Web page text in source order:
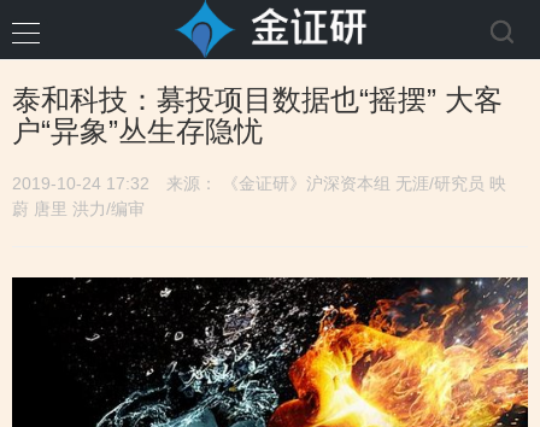
泰和科技：募投项目数据也“摇摆” 大客
户“异象”丛生存隐忧
2019-10-24 17:32
来源： 《金证研》沪深资本组 无涯/研究员 映
蔚 唐里 洪力/编审